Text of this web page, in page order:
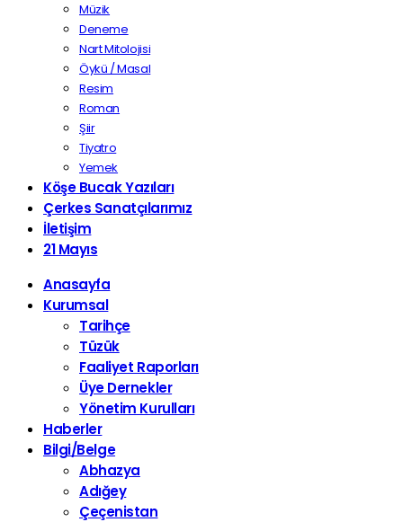
Müzik
Deneme
Nart Mitolojisi
Öykü / Masal
Resim
Roman
Şiir
Tiyatro
Yemek
Köşe Bucak Yazıları
Çerkes Sanatçılarımız
İletişim
21 Mayıs
Anasayfa
Kurumsal
Tarihçe
Tüzük
Faaliyet Raporları
Üye Dernekler
Yönetim Kurulları
Haberler
Bilgi/Belge
Abhazya
Adığey
Çeçenistan